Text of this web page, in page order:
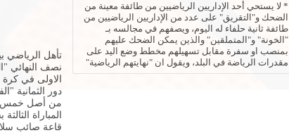
تأهل الرياضي
نصف النهائي
الاولى في
من أصل خمس
قاعة صائب
* لا يستحي أحد الإداريين الرياضيين من طائفة معينة من
الضحك و"التقريق" على عدد من الإداريين الرياضيين من
طائفة ثانية حلفاء له اليوم، ويصفهم في مجالسه بـ
"الخونة" و"المتملقين" والذين يمكن الضحك عليهم
بمنصب او سفرة مقابل تسهيلهم مخطط وضع اليد على
مقدرات الرياضة في البلد، ويقول ان "نهايتهم الرياضية"